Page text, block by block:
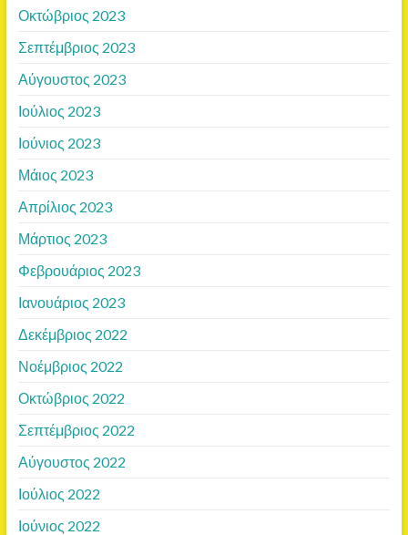
Οκτώβριος 2023
Σεπτέμβριος 2023
Αύγουστος 2023
Ιούλιος 2023
Ιούνιος 2023
Μάιος 2023
Απρίλιος 2023
Μάρτιος 2023
Φεβρουάριος 2023
Ιανουάριος 2023
Δεκέμβριος 2022
Νοέμβριος 2022
Οκτώβριος 2022
Σεπτέμβριος 2022
Αύγουστος 2022
Ιούλιος 2022
Ιούνιος 2022